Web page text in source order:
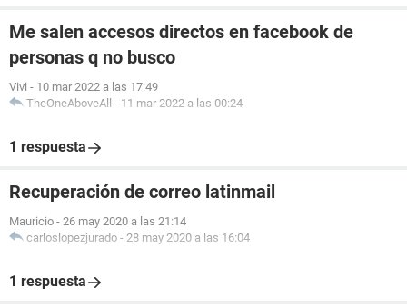
Me salen accesos directos en facebook de
personas q no busco
Vivi - 10 mar 2022 a las 17:49
TheOneAboveAll - 11 mar 2022 a las 00:24
1 respuesta
Recuperación de correo latinmail
Mauricio - 26 may 2020 a las 21:14
carloslopezjurado - 28 may 2020 a las 16:04
1 respuesta